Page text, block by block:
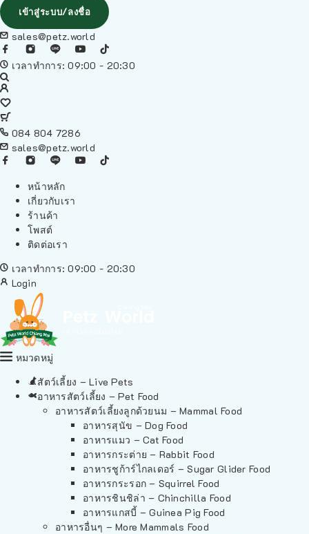
เข้าสู่ระบบ/ลงชื่อ
sales@petz.world
เวลาทำการ: 09:00 - 20:30
084 804 7286
sales@petz.world
หน้าหลัก
เกี่ยวกับเรา
ร้านค้า
โพสต์
ติดต่อเรา
เวลาทำการ: 09:00 - 20:30
Login
หมวดหมู่
สัตว์เลี้ยง – Live Pets
อาหารสัตว์เลี้ยง – Pet Food
อาหารสัตว์เลี้ยงลูกด้วยนม – Mammal Food
อาหารสุนัข – Dog Food
อาหารแมว – Cat Food
อาหารกระต่าย – Rabbit Food
อาหารชูก้าร์ไกลเดอร์ – Sugar Glider Food
อาหารกระรอก – Squirrel Food
อาหารชินชิล่า – Chinchilla Food
อาหารแกสบี้ – Guinea Pig Food
อาหารอื่นๆ – More Mammals Food